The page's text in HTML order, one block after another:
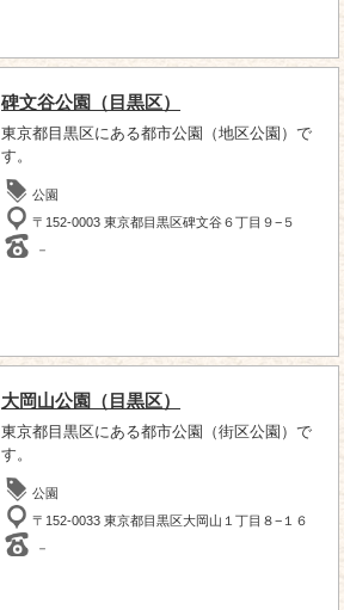
碑文谷公園（目黒区）
東京都目黒区にある都市公園（地区公園）で
す。
公園
〒152-0003 東京都目黒区碑文谷６丁目９−５
－
大岡山公園（目黒区）
東京都目黒区にある都市公園（街区公園）で
す。
公園
〒152-0033 東京都目黒区大岡山１丁目８−１６
－